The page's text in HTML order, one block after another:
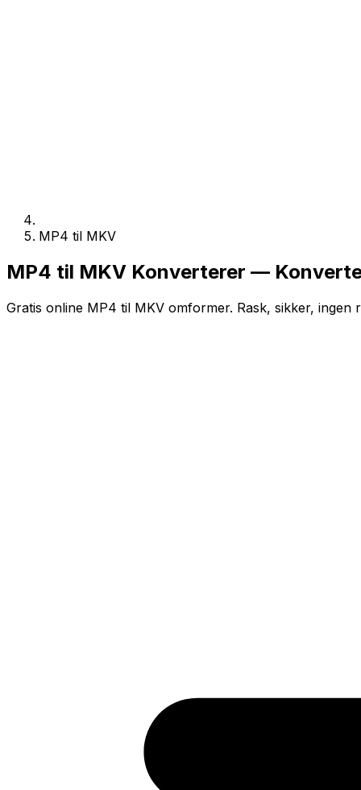
MP4 til MKV
MP4 til MKV Konverterer —
Gratis online MP4 til MKV omformer. Rask, sikker, ingen